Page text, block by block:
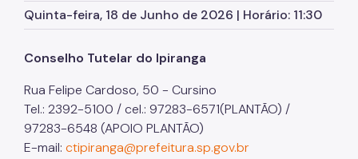
SP Mais Fácil
Zeladoria Urbana
Cata-Bagulho
Cades
Termo de Cooperação
Quinta-feira, 18 de Junho de 2026 | Horário: 11:30
Conselho Tutelar do Ipiranga
Rua Felipe Cardoso, 50 - Cursino
Tel.: 2392-5100 / cel.: 97283-6571(PLANTÃO) /
97283-6548 (APOIO PLANTÃO)
E-mail: ctipiranga@prefeitura.sp.gov.br